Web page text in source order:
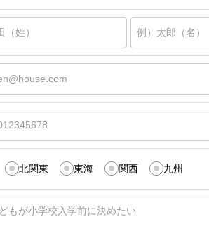
北関東 東海 関西 九州